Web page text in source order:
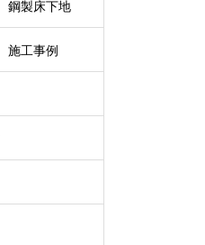
鋼製床下地
施工事例